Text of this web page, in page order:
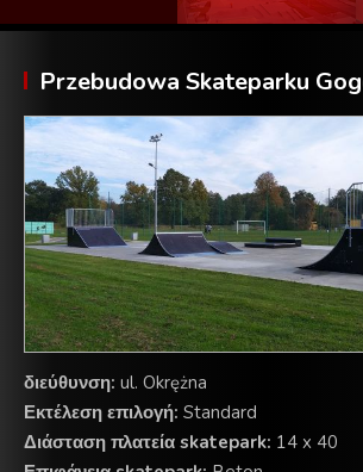
Przebudowa Skateparku
διεύθυνση: ul. Okrężna
Εκτέλεση επιλογή: Standard
Διάσταση πλατεία skatepark: 14 x 40